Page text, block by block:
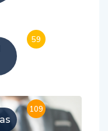
59
109